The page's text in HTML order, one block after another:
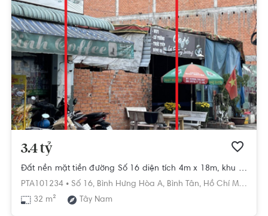
3.4 tỷ
Đất nền mặt tiền đường Số 16 diện tích 4m x 18m, khu vực đầy đủ tiện ích.
PTA101234 • Số 16, Bình Hưng Hòa A, Bình Tân, Hồ Chí Minh
32 m²
Tây Nam